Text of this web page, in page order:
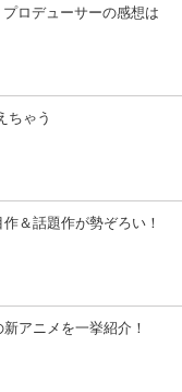
プロデューサーの感想は
ちゃう
＆話題作が勢ぞろい！
アニメを一挙紹介！